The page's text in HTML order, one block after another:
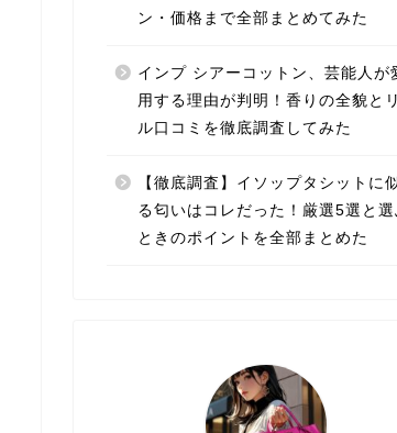
ン・価格まで全部まとめてみた
インプ シアーコットン、芸能人が
用する理由が判明！香りの全貌と
ル口コミを徹底調査してみた
【徹底調査】イソップタシットに
る匂いはコレだった！厳選5選と選
ときのポイントを全部まとめた